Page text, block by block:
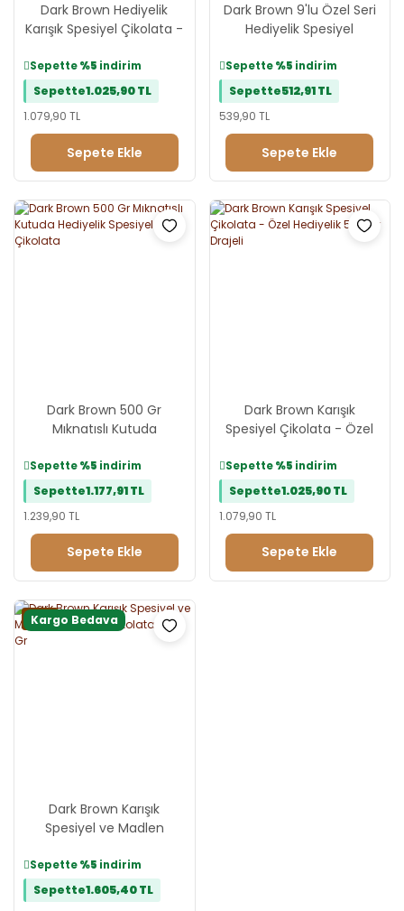
Dark Brown Hediyelik
Karışık Spesiyel Çikolata -
Sepette%5 indirim
Sepette1.025,90 TL
1.079,90 TL
Sepete Ekle
Dark Brown 9'lu Özel Seri
Hediyelik Spesiyel
Sepette%5 indirim
Sepette512,91 TL
539,90 TL
Sepete Ekle
Dark Brown 500 Gr
Mıknatıslı Kutuda
Çikolata
Sepette%5 indirim
Sepette1.177,91 TL
1.239,90 TL
Sepete Ekle
Dark Brown Karışık
Spesiyel Çikolata - Özel
Sepette%5 indirim
Sepette1.025,90 TL
1.079,90 TL
Sepete Ekle
Kargo Bedava
Yeni
Dark Brown Karışık
Spesiyel ve Madlen
Sepette%5 indirim
Sepette1.605,40 TL